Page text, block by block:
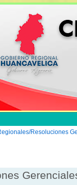
Resoluciones